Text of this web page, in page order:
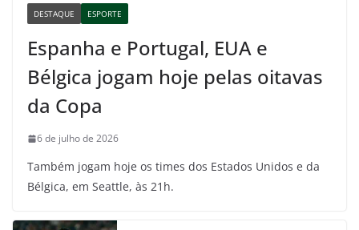
DESTAQUE ESPORTE
Espanha e Portugal, EUA e
Bélgica jogam hoje pelas oitavas
da Copa
6 de julho de 2026
Também jogam hoje os times dos Estados Unidos e da
Bélgica, em Seattle, às 21h.